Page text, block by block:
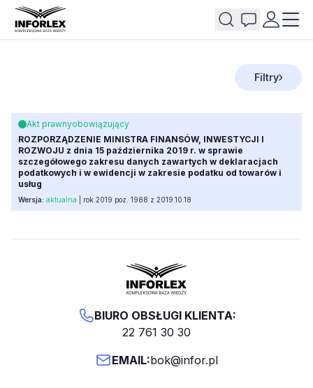
Filtry
Akt prawnyobowiązujący
ROZPORZĄDZENIE MINISTRA FINANSÓW, INWESTYCJI I
ROZWOJU z dnia 15 października 2019 r. w sprawie
szczegółowego zakresu danych zawartych w deklaracjach
podatkowych i w ewidencji w zakresie podatku od towarów i
usług
Wersja: aktualna | rok 2019 poz. 1988 z 2019.10.18
BIURO OBSŁUGI KLIENTA:
22 761 30 30
EMAIL:bok@infor.pl